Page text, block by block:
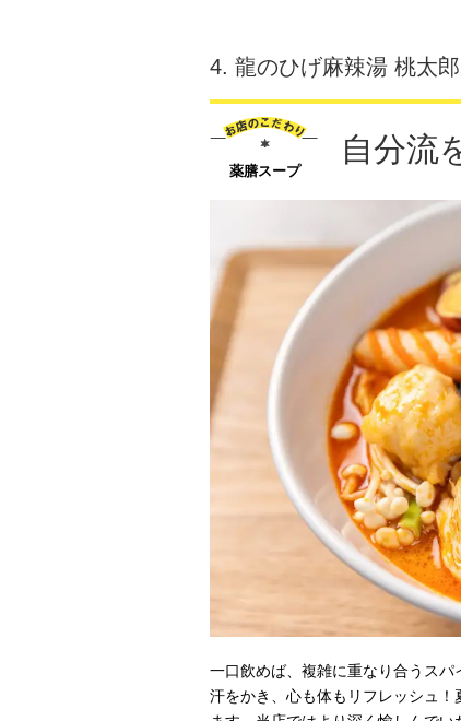
4. 龍のひげ麻辣湯 桃太
薬膳スープ
自分流
一口飲めば、複雑に重なり合うス
汗をかき、心も体もリフレッシュ